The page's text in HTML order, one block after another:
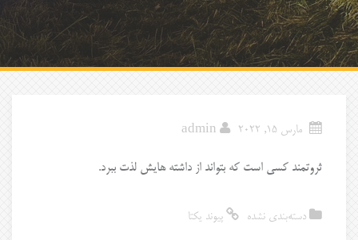
مارس 15, 2022 admin
ثروتمند کسی است که بتواند از داشته هایش لذت ببرد.
دسته‌بندی نشده پیوند یکتا